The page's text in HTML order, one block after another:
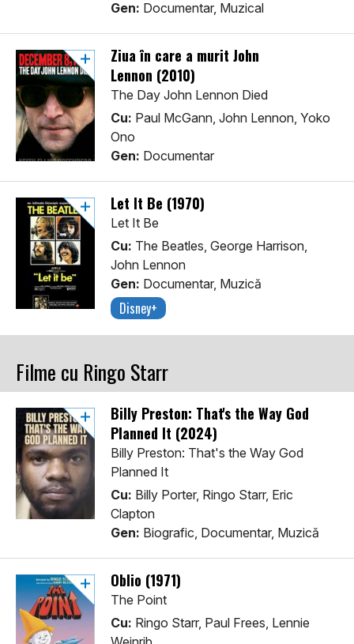
Gen: Documentar, Muzical
Ziua în care a murit John
Lennon (2010)
The Day John Lennon Died
Cu: Paul McGann, John Lennon, Yoko
Ono
Gen: Documentar
Let It Be (1970)
Let It Be
Cu: The Beatles, George Harrison,
John Lennon
Gen: Documentar, Muzică
Disney+
Filme cu Ringo Starr
Billy Preston: That's the Way God
Planned It (2024)
Billy Preston: That's the Way God
Planned It
Cu: Billy Porter, Ringo Starr, Eric
Clapton
Gen: Biografic, Documentar, Muzică
Oblio (1971)
The Point
Cu: Ringo Starr, Paul Frees, Lennie